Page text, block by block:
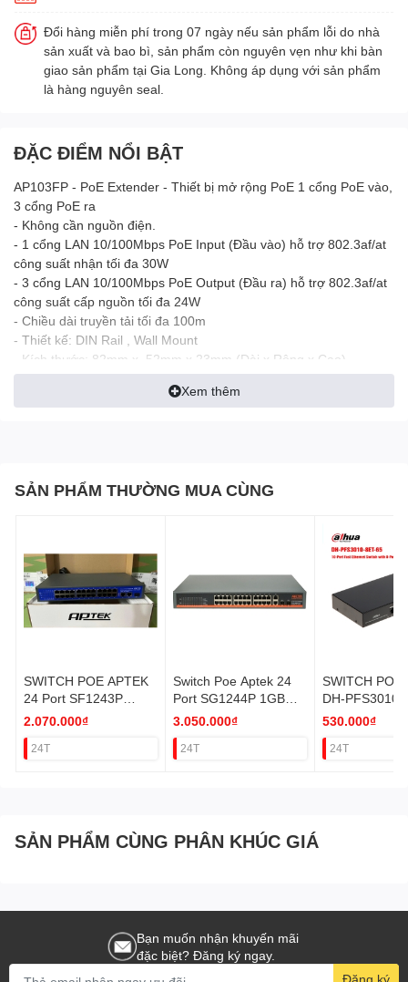
Đổi hàng miễn phí trong 07 ngày nếu sản phẩm lỗi do nhà
sản xuất và bao bì, sản phẩm còn nguyên vẹn như khi bàn
giao sản phẩm tại Gia Long. Không áp dụng với sản phẩm
là hàng nguyên seal.
ĐẶC ĐIỂM NỔI BẬT
AP103FP - PoE Extender - Thiết bị mở rộng PoE 1 cổng PoE vào,
3 cổng PoE ra
- Không cần nguồn điện.
- 1 cổng LAN 10/100Mbps PoE Input (Đầu vào) hỗ trợ 802.3af/at
công suất nhận tối đa 30W
- 3 cổng LAN 10/100Mbps PoE Output (Đầu ra) hỗ trợ 802.3af/at
công suất cấp nguồn tối đa 24W
- Chiều dài truyền tải tối đa 100m
- Thiết kế: DIN Rail , Wall Mount
- Kích thước: 82mm x 52mm x 23mm (Dài x Rộng x Cao)
- Ứng dụng: mở rộng truyền tải dữ liệu và nguồn PoE vượt qua
khoảng cách 100m trên dây cáp mạng cho thiết bị Camera,
Xem thêm
SẢN PHẨM THƯỜNG MUA CÙNG
SWITCH POE APTEK
24 Port SF1243P
100Mb (2P Uplink
2.070.000₫
24T
Switch Poe Aptek 24
Port SG1244P 1GB
(2Uplink 1Gb+2SFP)
3.050.000₫
24T
SWITCH POE
DH-PFS3010-
60 8PORT (2
530.000₫
24T
SẢN PHẨM CÙNG PHÂN KHÚC GIÁ
Bạn muốn nhận khuyến mãi
đặc biệt? Đăng ký ngay.